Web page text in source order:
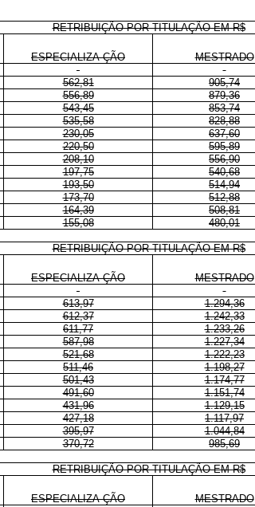
RETRIBUIÇÃO POR TITULAÇÃO EM R$
ESPECIALIZA-ÇÃO
MESTRADO
562,81 905,74
556,89 879,36
543,45 853,74
535,58 828,88
230,05 637,60
220,50 595,89
208,10 556,90
197,75 540,68
193,50 514,94
173,70 512,88
164,39 508,81
155,08 480,01
RETRIBUIÇÃO POR TITULAÇÃO EM R$
ESPECIALIZA-ÇÃO
MESTRADO
613,97 1.294,36
612,37 1.242,33
611,77 1.233,26
587,98 1.227,34
521,68 1.222,23
511,46 1.198,27
501,43 1.174,77
491,60 1.151,74
431,96 1.129,15
427,18 1.117,97
395,97 1.044,84
370,72 985,69
RETRIBUIÇÃO POR TITULAÇÃO EM R$
ESPECIALIZA-ÇÃO
MESTRADO